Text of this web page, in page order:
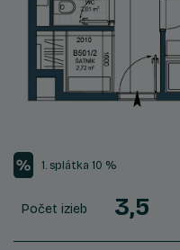
1. splátka 10 %
Počet izieb 3,5